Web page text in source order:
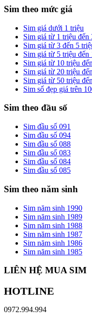
Sim theo mức giá
Sim giá dưới 1 triệu
Sim giá từ 1 triệu đến
Sim giá từ 3 đến 5
Sim giá từ 5 triệu đến
Sim giá từ 10 triệu
Sim giá từ 20 triệu
Sim giá từ 50 triệu
Sim số đẹp giá trên
Sim theo đầu số
Sim đầu số 091
Sim đầu số 094
Sim đầu số 088
Sim đầu số 083
Sim đầu số 084
Sim đầu số 085
Sim theo năm sinh
Sim năm sinh 1990
Sim năm sinh 1989
Sim năm sinh 1988
Sim năm sinh 1987
Sim năm sinh 1986
Sim năm sinh 1985
LIÊN HỆ MUA SIM
HOTLINE
0972.994.994